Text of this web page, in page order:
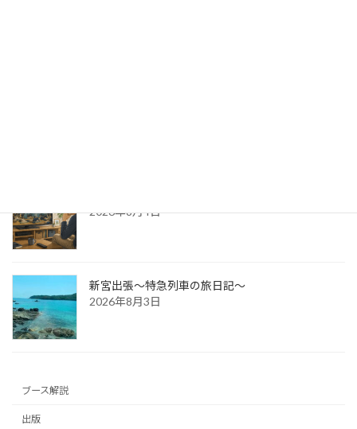
2026年8月4日
新宮出張～特急列車の旅日記～
2026年8月3日
ブース解説
出版